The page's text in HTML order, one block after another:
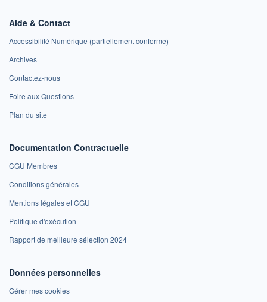
Aide & Contact
Accessibilité Numérique (partiellement conforme)
Archives
Contactez-nous
Foire aux Questions
Plan du site
Documentation Contractuelle
CGU Membres
Conditions générales
Mentions légales et CGU
Politique d'exécution
Rapport de meilleure sélection 2024
Données personnelles
Gérer mes cookies